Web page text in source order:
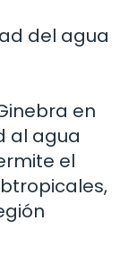
del agua
en
al agua
el